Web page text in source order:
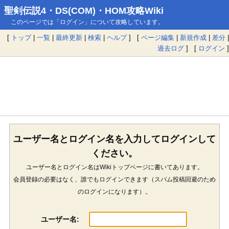
聖剣伝説4・DS(COM)・HOM攻略Wiki
このページでは「ログイン」について攻略しています。
[ トップ| 一覧 | 最終更新 | 検索 | ヘルプ] [ ページ編集 | 新規作成 | 差分 |
過去ログ ] [ ログイン ]
ユーザー名とログイン名を入力してログインして
ください。
ユーザー名とログイン名はWikiトップページに書いてあります。
会員登録の必要はなく、誰でもログインできます（スパム投稿回避のため
のログインになります）。
ユーザー名: